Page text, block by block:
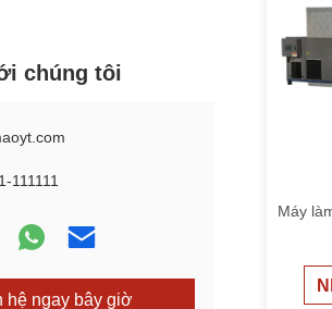
chúng tôi
111111
hệ ngay bây giờ
Máy